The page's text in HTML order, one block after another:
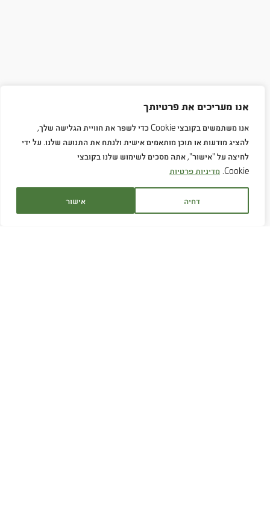
אנו מעריכים את פרטיותך
אנו משתמשים בקובצי Cookie כדי לשפר את חוויית הגלישה שלך,
להציג מודעות או תוכן מותאמים אישית ולנתח את התנועה שלנו. על ידי
לחיצה על "אישור", אתה מסכים לשימוש שלנו בקובצי
Cookie. מדיניות פרטיות
דחיה אישור